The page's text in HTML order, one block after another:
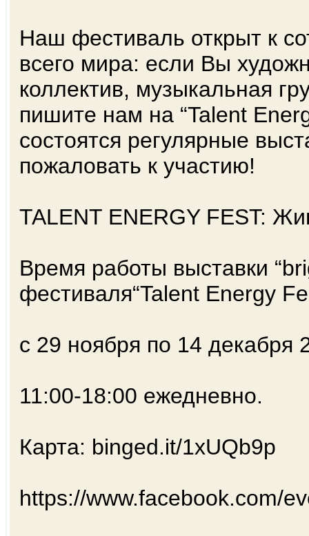
Наш фестиваль открыт к
всего мира: если Вы
коллектив, музыкальная
пишите нам на “Talent
состоятся регулярные
пожаловать к участию!
TALENT ENERGY FEST:
Время работы выставки
фестиваля“Talent Energy
с 29 ноября по 14 декабря
11:00-18:00 ежедневно.
Карта: binged.it/1xUQb9p
https://www.facebook.com/